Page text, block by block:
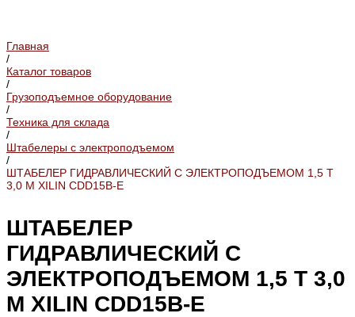
Главная
/
Каталог товаров
/
Грузоподъемное оборудование
/
Техника для склада
/
Штабелеры с электроподъемом
/
ШТАБЕЛЕР ГИДРАВЛИЧЕСКИЙ С ЭЛЕКТРОПОДЪЕМОМ 1,5 Т
3,0 М XILIN CDD15B-E
ШТАБЕЛЕР
ГИДРАВЛИЧЕСКИЙ С
ЭЛЕКТРОПОДЪЕМОМ 1,5 Т 3,0
М XILIN CDD15B-E